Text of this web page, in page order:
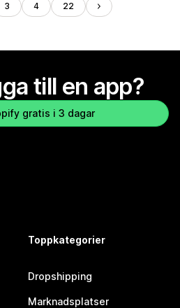
3 4 22
till en app?
gratis i 3 dagar
Toppkategorier
Dropshipping
Marknadsplatser